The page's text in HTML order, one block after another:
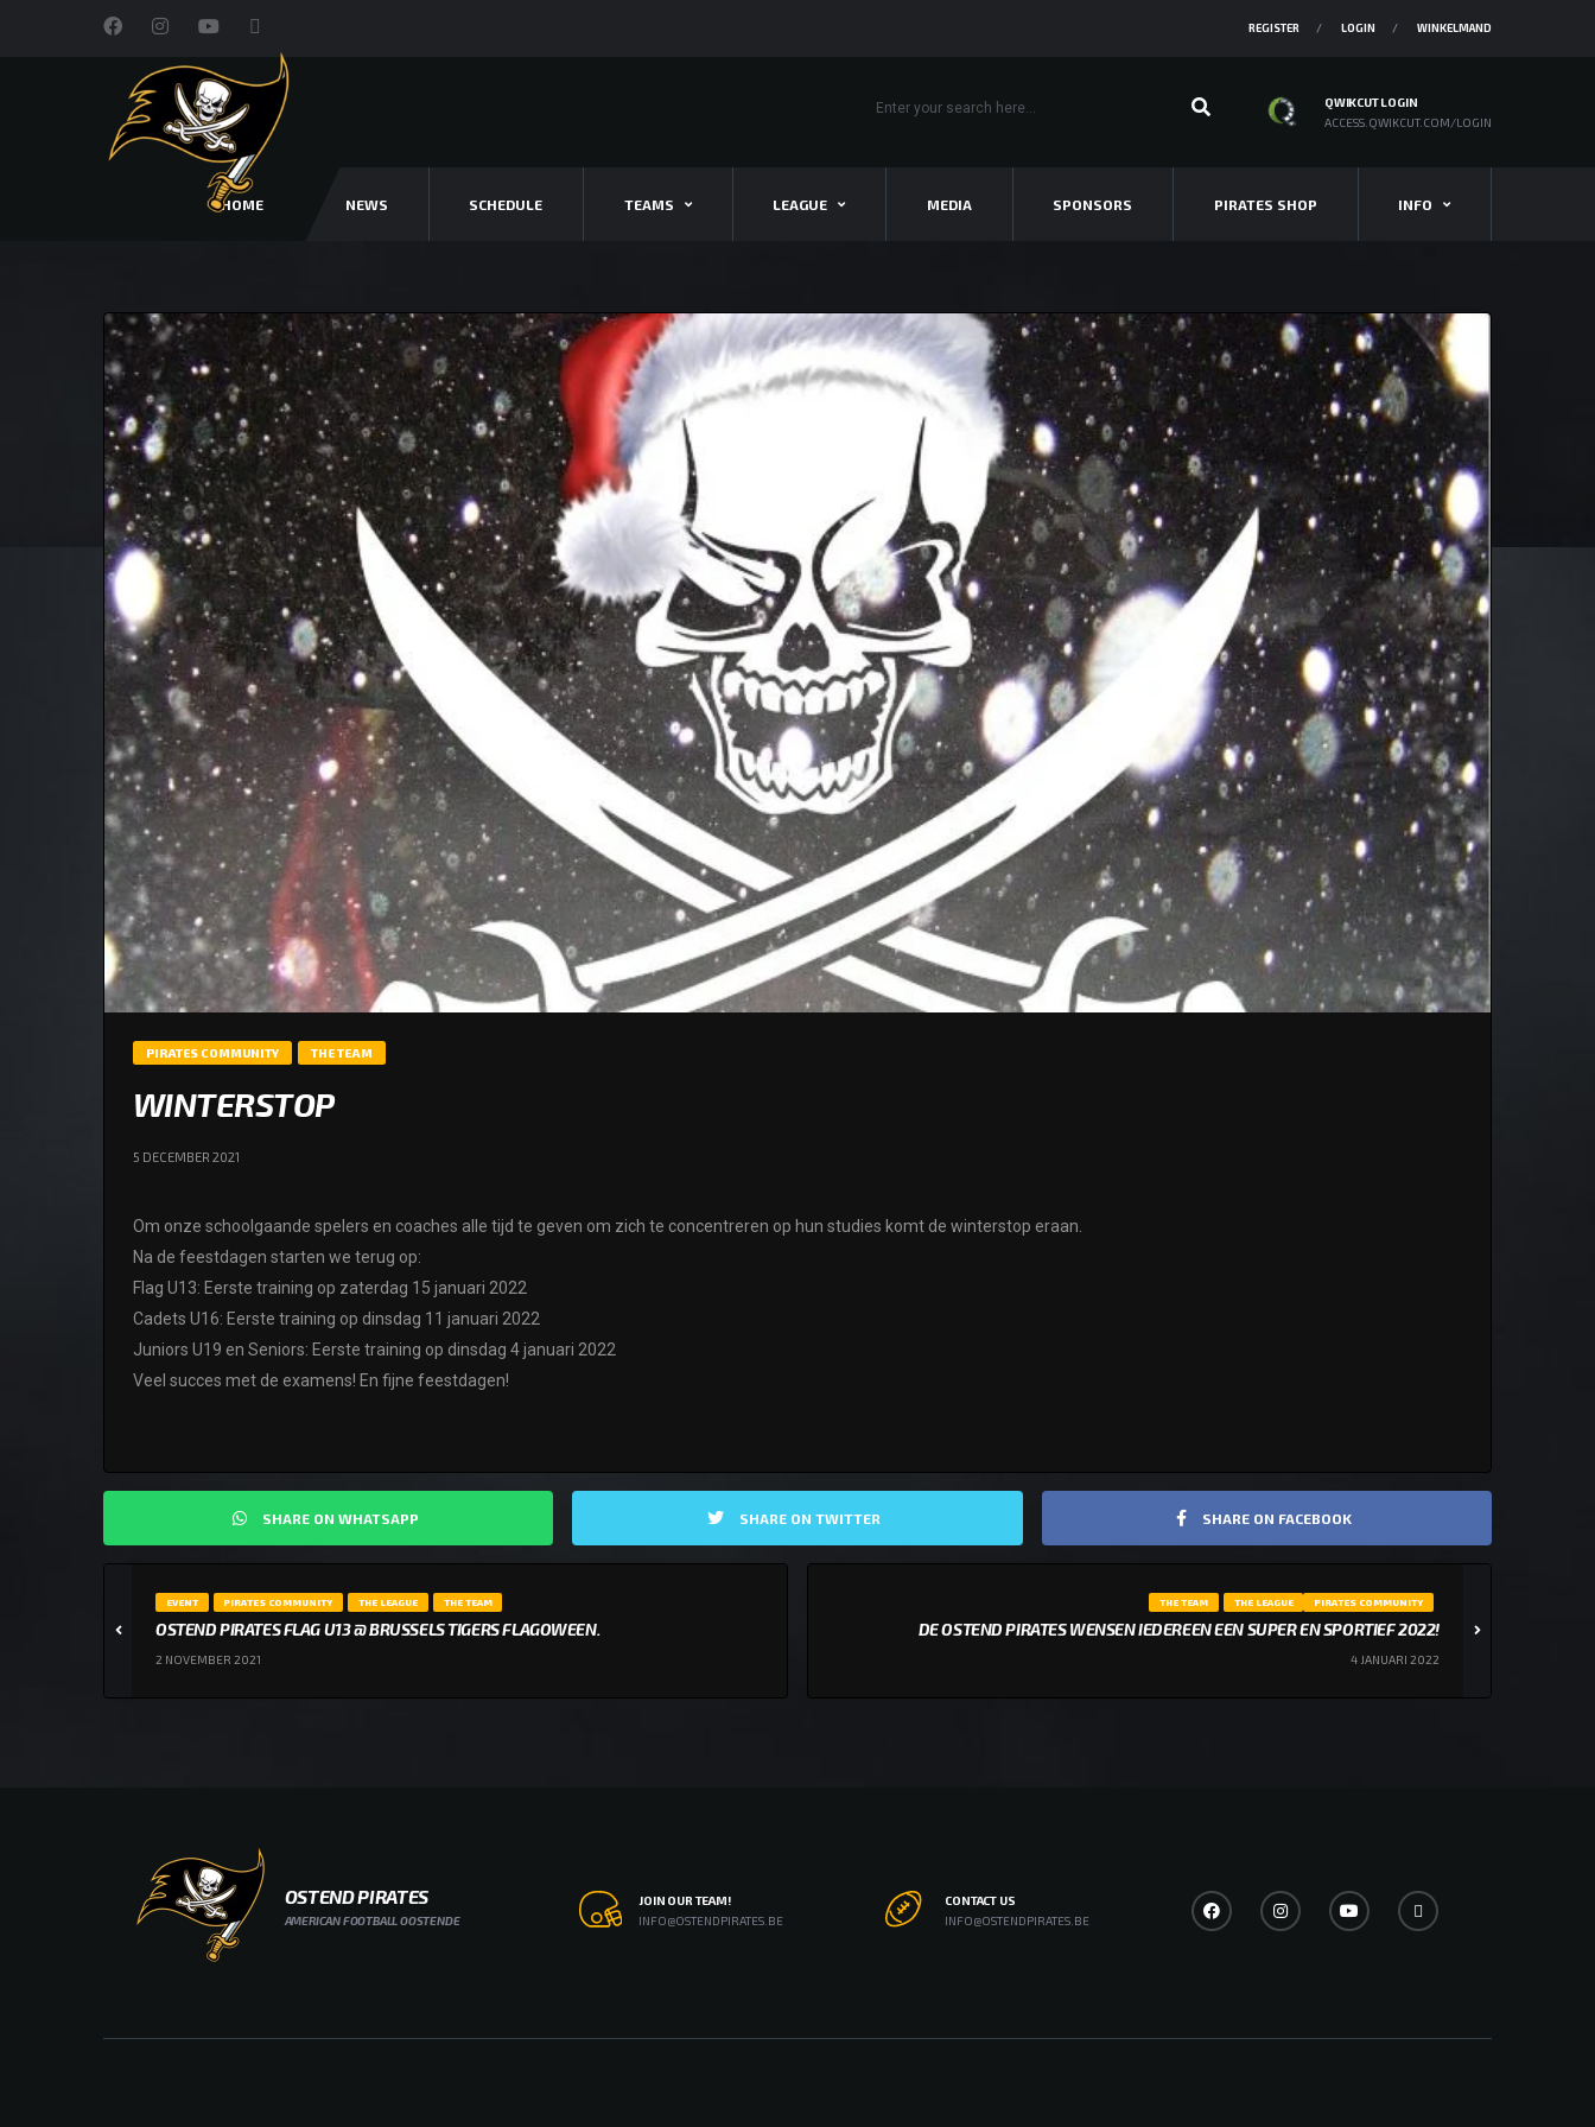
REGISTER LOGIN WINKELMAND
QWIKCUT LOGIN
ACCESS.QWIKCUT.COM/LOGIN
HOME NEWS SCHEDULE TEAMS LEAGUE MEDIA SPONSORS PIRATES SHOP INFO
PIRATES COMMUNITY THE TEAM
WINTERSTOP
5 DECEMBER 2021
Om onze schoolgaande spelers en coaches alle tijd te geven om zich te concentreren op hun studies komt de winterstop eraan.
Na de feestdagen starten we terug op:
Flag U13: Eerste training op zaterdag 15 januari 2022
Cadets U16: Eerste training op dinsdag 11 januari 2022
Juniors U19 en Seniors: Eerste training op dinsdag 4 januari 2022
Veel succes met de examens! En fijne feestdagen!
SHARE ON WHATSAPP SHARE ON TWITTER SHARE ON FACEBOOK
EVENT PIRATES COMMUNITY THE LEAGUE THE TEAM
OSTEND PIRATES FLAG U13 @ BRUSSELS TIGERS FLAGOWEEN.
2 NOVEMBER 2021
PIRATES COMMUNITY
THE LEAGUE
THE TEAM
DE OSTEND PIRATES WENSEN IEDEREEN EEN SUPER EN SPORTIEF 2022!
4 JANUARI 2022
OSTEND PIRATES
AMERICAN FOOTBALL OOSTENDE
JOIN OUR TEAM!
INFO@OSTENDPIRATES.BE
CONTACT US
INFO@OSTENDPIRATES.BE